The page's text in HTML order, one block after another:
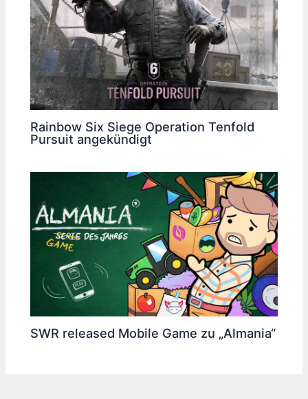
Rainbow Six Siege Operation Tenfold
Pursuit angekündigt
SWR released Mobile Game zu „Almania“